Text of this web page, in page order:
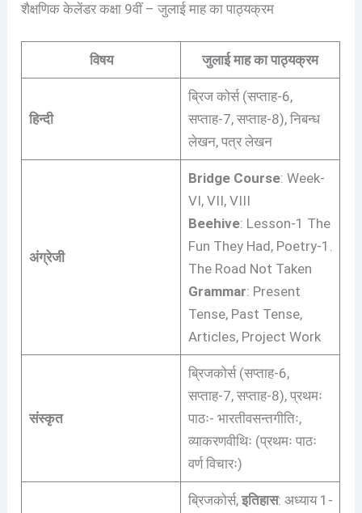
शैक्षणिक केलेंडर कक्षा 9वीं – जुलाई माह का पाठ्यक्रम
विषय जुलाई माह का पाठ्यक्रम
हिन्दी
ब्रिज कोर्स (सप्ताह-6,
सप्ताह-7, सप्ताह-8), निबन्ध
लेखन, पत्र लेखन
अंग्रेजी
Bridge Course: Week-
VI, VII, VIII
Beehive: Lesson-1 The
Fun They Had, Poetry-1.
The Road Not Taken
Grammar: Present
Tense, Past Tense,
Articles, Project Work
संस्कृत
ब्रिजकोर्स (सप्ताह-6,
सप्ताह-7, सप्ताह-8), प्रथमः
पाठः- भारतीवसन्तगीतिः,
व्याकरणवीथिः (प्रथमः पाठः
वर्ण विचारः)
ब्रिजकोर्स, इतिहास: अध्याय 1-